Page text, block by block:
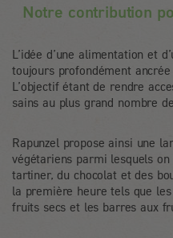
Notre contribution
L’idée d’une alimentation et
toujours profondément
L’objectif étant de rendre
sains au plus grand nombre
Rapunzel propose ainsi une
végétariens parmi lesquels
tartiner, du chocolat et des
la première heure tels que
fruits secs et les barres aux